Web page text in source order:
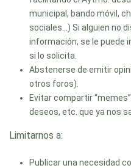
municipal, bando móvil,
sociales…) Si alguien no
información, se le puede
si lo solicita.
Abstenerse de emitir
otros foros).
Evitar compartir
deseos, etc. que ya nos
Limitarnos a:
Publicar una necesidad